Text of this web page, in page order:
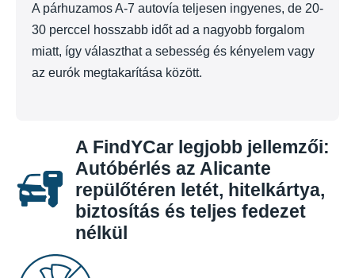
A párhuzamos A-7 autovía teljesen ingyenes, de 20-
30 perccel hosszabb időt ad a nagyobb forgalom
miatt, így választhat a sebesség és kényelem vagy
az eurók megtakarítása között.
A FindYCar legjobb jellemzői:
Autóbérlés az Alicante
repülőtéren letét, hitelkártya,
biztosítás és teljes fedezet
nélkül